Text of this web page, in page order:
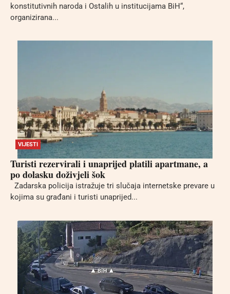
konstitutivnih naroda i Ostalih u institucijama BiH“,
organizirana...
VIJESTI
Turisti rezervirali i unaprijed platili apartmane, a
po dolasku doživjeli šok
Zadarska policija istražuje tri slučaja internetske prevare u
kojima su građani i turisti unaprijed...